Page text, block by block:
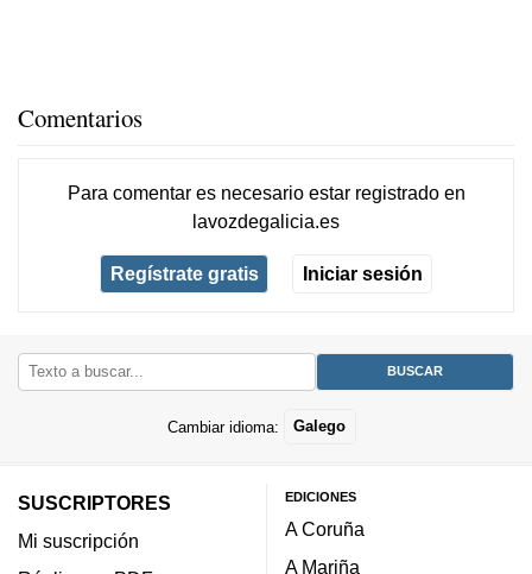
Comentarios
Para comentar es necesario estar registradoen
lavozdegalicia.es
Regístrate gratis Iniciar sesión
Cambiar idioma: Galego
SUSCRIPTORES
Mi suscripción
EDICIONES
A Coruña
A Mariña